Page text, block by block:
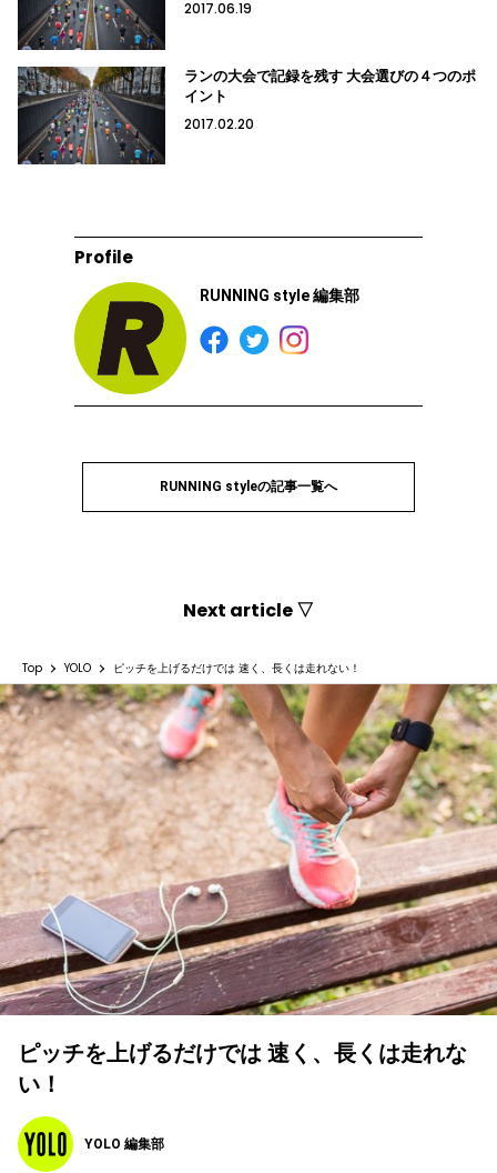
2017.06.19
ランの大会で記録を残す 大会選びの４つのポ
イント
2017.02.20
Profile
RUNNING style 編集部
RUNNING styleの記事一覧へ
Next article ▽
Top YOLO ピッチを上げるだけでは 速く、長くは走れない！
ピッチを上げるだけでは 速く、長くは走れな
い！
YOLO 編集部